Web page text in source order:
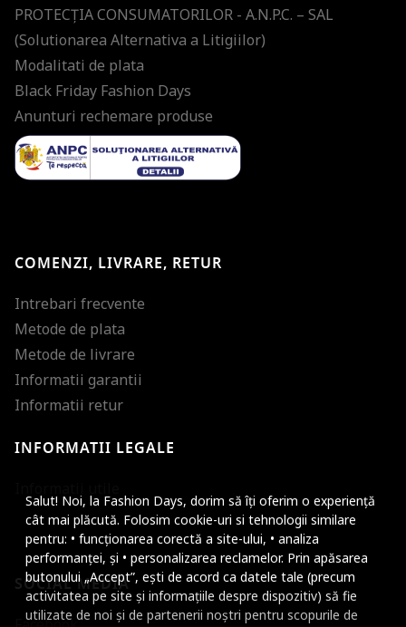
Salut! Noi, la Fashion Days, dorim să îți oferim o experiență
cât mai plăcută. Folosim cookie-uri si tehnologii similare
pentru: • funcționarea corectă a site-ului, • analiza
performanței, și • personalizarea reclamelor. Prin apăsarea
butonului „Accept”, ești de acord ca datele tale (precum
activitatea pe site și informațiile despre dispozitiv) să fie
utilizate de noi și de partenerii noștri pentru scopurile de
PROTECŢIA CONSUMATORILOR - A.N.P.C. – SAL
(Solutionarea Alternativa a Litigiilor)
Modalitati de plata
Black Friday Fashion Days
Anunturi rechemare produse
COMENZI, LIVRARE, RETUR
Intrebari frecvente
Metode de plata
Metode de livrare
Informatii garantii
Informatii retur
INFORMATII LEGALE
SOCIAL MEDIA
Micsoreaza
Mareste spatierea
Micsoreaza